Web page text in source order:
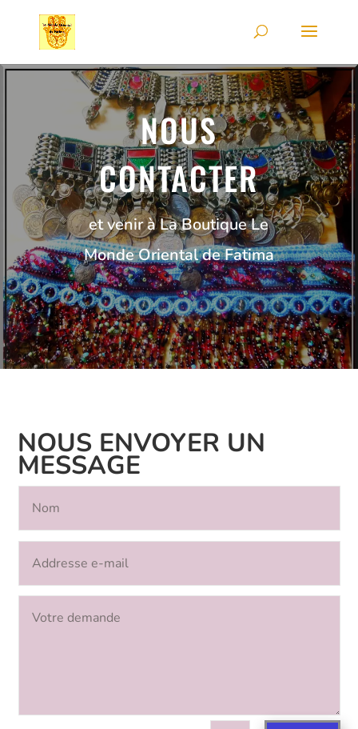
NOUS
CONTACTER
et venir à La Boutique Le
Monde Oriental de Fatima
NOUS ENVOYER UN
MESSAGE